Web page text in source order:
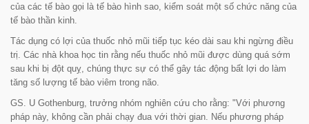
của các tế bào gọi là tế bào hình sao, kiểm soát một số chức năng của
tế bào thần kinh.
Tác dụng có lợi của thuốc nhỏ mũi tiếp tục kéo dài sau khi ngừng điều
trị. Các nhà khoa học tin rằng nếu thuốc nhỏ mũi được dùng quá sớm
sau khi bị đột quỵ, chúng thực sự có thể gây tác động bất lợi do làm
tăng số lượng tế bào viêm trong não.
GS. U Gothenburg, trưởng nhóm nghiên cứu cho rằng: "Với phương
pháp này, không cần phải chạy đua với thời gian. Nếu phương pháp